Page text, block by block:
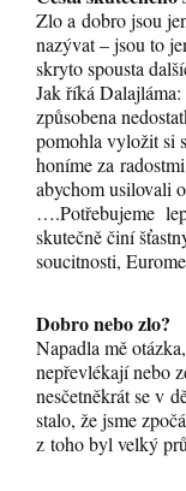
Zlo a dobro jsou
nazývat – jsou to
skryto spousta
Jak říká
způsobena
pomohla vyložit si
honíme za
abychom usilovali
….Potřebujeme
skutečně činí
soucitnosti,
Dobro nebo zlo?
Napadla mě
nepřevlékají nebo
nesčetněkrát se v
stalo, že jsme
z toho byl velký